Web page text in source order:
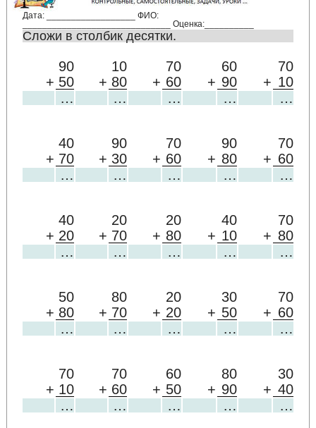
Дата: __________________ ФИО:
______________________________ Оценка:__________
Сложи в столбик десятки.
90 10 70 60
70
+ 50 + 80 + 60 + 90 + 10
…
… … … …
40 90 70 90
70
+ 70 + 30 + 60 + 80 + 60
…
… … … …
40 20 20 40
70
+ 20 + 70 + 80 + 10 + 80
…
… … … …
50 80 20 30
70
+ 80 + 70 + 20 + 50 + 60
…
… … … …
70 70 60 80
30
+ 10 + 60 + 50 + 90 + 40
…
… … … …